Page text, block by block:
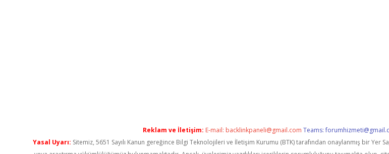
Reklam ve İletişim: E-mail: backlinkpaneli@gmail.com Teams:
Yasal Uyarı: Sitemiz, 5651 Sayılı Kanun gereğince Bilgi Teknolojileri ve İletişim Kurumu (BTK) tarafından onaylanmış bir